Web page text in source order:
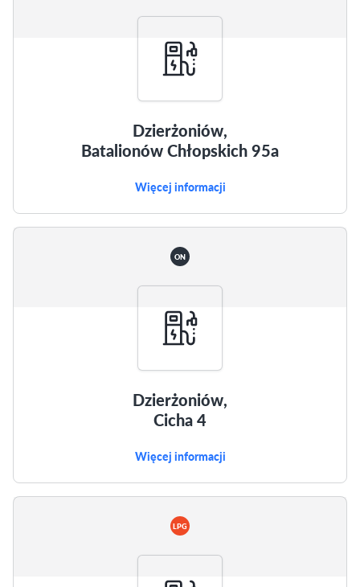
Dzierżoniów,
Batalionów Chłopskich 95a
Więcej informacji
ON
Dzierżoniów,
Cicha 4
Więcej informacji
LPG